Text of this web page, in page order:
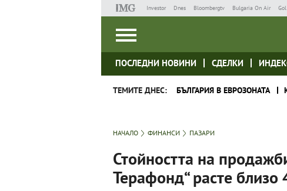
Investor Dnes Bloombergtv Bulgaria On Air Gol
ПОСЛЕДНИ НОВИНИ СДЕЛКИ
ТЕМИТЕ ДНЕС: БЪЛГАРИЯ В ЕВРОЗОНАТА
НАЧАЛО ФИНАНСИ ПАЗАРИ
Стойността на
Терафонд“ расте